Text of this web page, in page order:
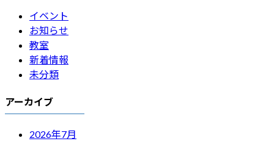
イベント
お知らせ
教室
新着情報
未分類
アーカイブ
2026年7月